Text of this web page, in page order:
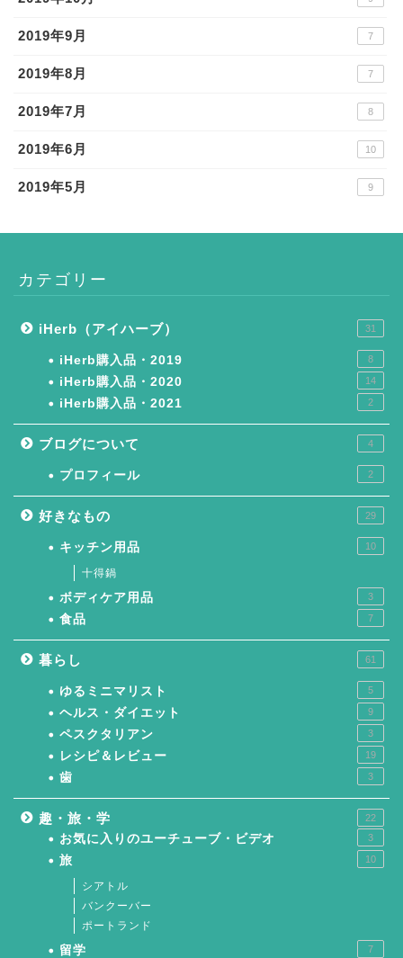
2019年9月 7
2019年8月 7
2019年7月 8
2019年6月 10
2019年5月 9
カテゴリー
iHerb（アイハーブ） 31
iHerb購入品・2019 8
iHerb購入品・2020 14
iHerb購入品・2021 2
ブログについて 4
プロフィール 2
好きなもの 29
キッチン用品 10
十得鍋
ボディケア用品 3
食品 7
暮らし 61
ゆるミニマリスト 5
ヘルス・ダイエット 9
ペスクタリアン 3
レシピ＆レビュー 19
歯 3
趣・旅・学 22
お気に入りのユーチューブ・ビデオ 3
旅 10
シアトル
バンクーバー
ポートランド
留学 7